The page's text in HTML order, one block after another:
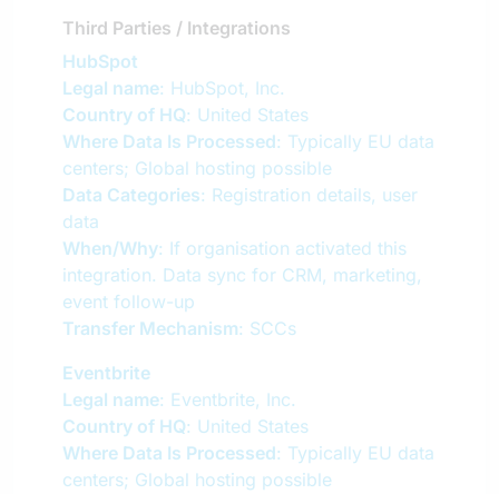
Third Parties / Integrations
HubSpot
Legal name: HubSpot, Inc.
Country of HQ: United States
Where Data Is Processed: Typically EU data
centers; Global hosting possible
Data Categories: Registration details, user
data
When/Why: If organisation activated this
integration. Data sync for CRM, marketing,
event follow-up
Transfer Mechanism: SCCs
Eventbrite
Legal name: Eventbrite, Inc.
Country of HQ: United States
Where Data Is Processed: Typically EU data
centers; Global hosting possible